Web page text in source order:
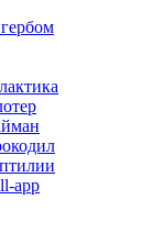
app